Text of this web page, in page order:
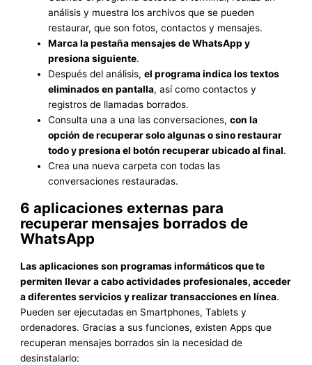
análisis y muestra los archivos que se pueden
restaurar, que son fotos, contactos y mensajes.
Marca la pestaña mensajes de WhatsApp y
presiona siguiente.
Después del análisis,el programa indica los textos
eliminados en pantalla, así como contactos y
registros de llamadas borrados.
Consulta una a una las conversaciones,con la
opción de recuperar solo algunas o sino restaurar
todo y presiona el botón recuperar ubicado al final.
Crea una nueva carpeta con todas las
conversaciones restauradas.
6 aplicaciones externas para
recuperar mensajes borrados de
WhatsApp
Las aplicaciones son programas informáticos que te
permiten llevar a cabo actividades profesionales, acceder
a diferentes servicios y realizar transacciones en línea.
Pueden ser ejecutadas en Smartphones, Tablets y
ordenadores. Gracias a sus funciones, existen Apps que
recuperan mensajes borrados sin la necesidad de
desinstalarlo: